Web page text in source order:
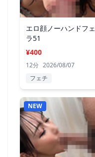
エロ顔ノーハンドフェ
ラ51
¥400
12分 2026/08/07
フェチ
NEW